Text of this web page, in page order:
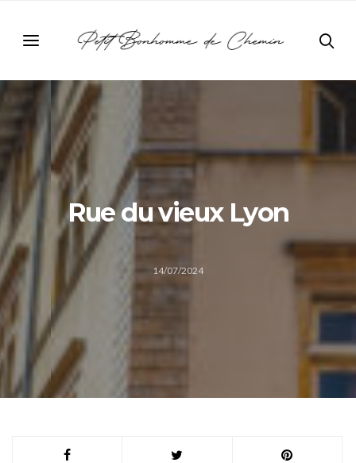
Rue du vieux Lyon
14/07/2024